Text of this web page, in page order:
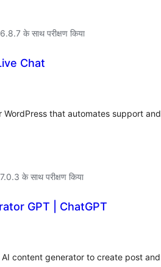
6.8.7 के साथ परीक्षण किया
Chat
that automates support and
7.0.3 के साथ परीक्षण किया
GPT | ChatGPT
content generator to create post and